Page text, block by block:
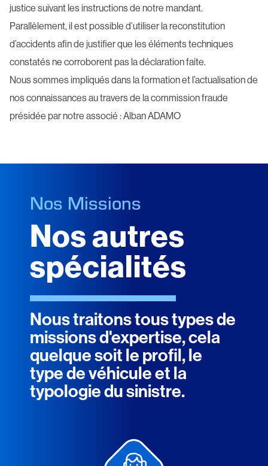
justice suivant les instructions de notre mandant.
Parallèlement, il est possible d’utiliser la reconstitution
d’accidents afin de justifier que les éléments techniques
constatés ne corroborent pas la déclaration faite.
Nous sommes impliqués dans la formation et l’actualisation de
nos connaissances au travers de la commission fraude
présidée par notre associé : Alban ADAMO
Nos Missions
Nos autres
spécialités
Nous traitons tous types de
missions d'expertise, cela
quelque soit le profil, le
type de véhicule et la
typologie du sinistre.